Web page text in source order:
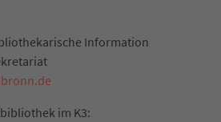
Information
im K3: